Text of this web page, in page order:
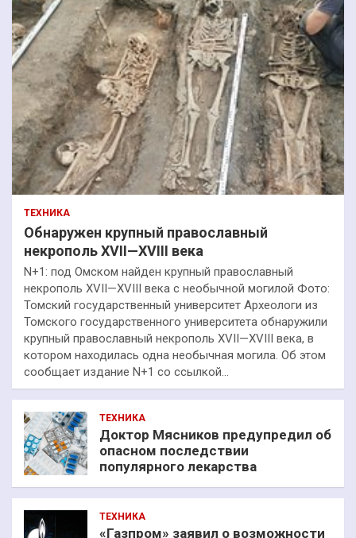
ТЕХНИКА
Обнаружен крупный православный
некрополь XVII—XVIII века
N+1: под Омском найден крупный православный
некрополь XVII—XVIII века с необычной могилой Фото:
Томский государственный университет Археологи из
Томского государственного университета обнаружили
крупный православный некрополь XVII—XVIII века, в
котором находилась одна необычная могила. Об этом
сообщает издание N+1 со ссылкой…
ТЕХНИКА
Доктор Мясников предупредил об
опасном последствии
популярного лекарства
ТЕХНИКА
«Газпром» заявил о возможности